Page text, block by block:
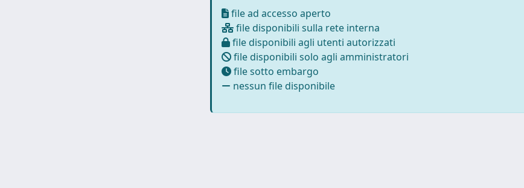
file ad accesso aperto
file disponibili sulla rete interna
file disponibili agli utenti autorizzati
file disponibili solo agli amministratori
file sotto embargo
nessun file disponibile